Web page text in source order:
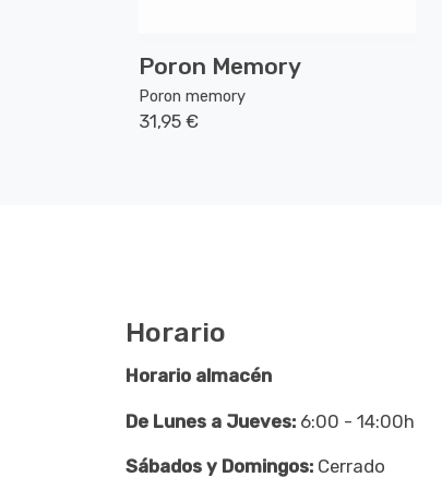
Poron Memory
Poron memory
31,95 €
Horario
Horario almacén
De Lunes a Jueves:6:00 - 14:00h
Sábados y Domingos:Cerrado